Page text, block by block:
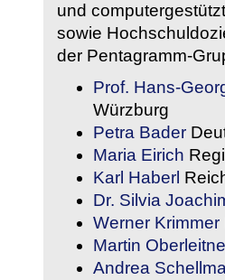
und
sowie
der Pentagramm-
Prof. Hans-
Würzburg
Petra Bader
Maria Eirich
Karl Haberl
Dr. Silvia
Werner Krimmer
Martin
Andrea